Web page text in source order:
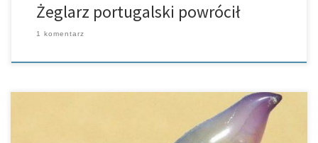
Żeglarz portugalski powrócił
1 komentarz